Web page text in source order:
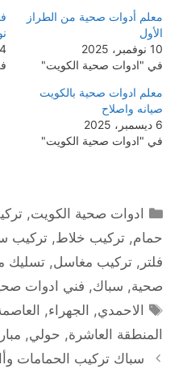
معلم أدوات صحية من الطراز
الأول
10 نوفمبر، 2025
في "ادوات صحية الكويت"
4 يناير، 2026
معلم ادوات صحية بالكويت
صيانه واصلاح
6 ديسمبر، 2025
في "ادوات صحية الكويت"
التصنيفات
ادوات صحية الكويت,
حمام, تركيب خلاط, تركيب
فلتر , تركيب مغاسل, تسليك
صحية, سباك, فني ادوات
الوسوم
الاحمدي, الجهراء,
المنطقة العاشرة, حولي,
سباك تركيب الحمامات